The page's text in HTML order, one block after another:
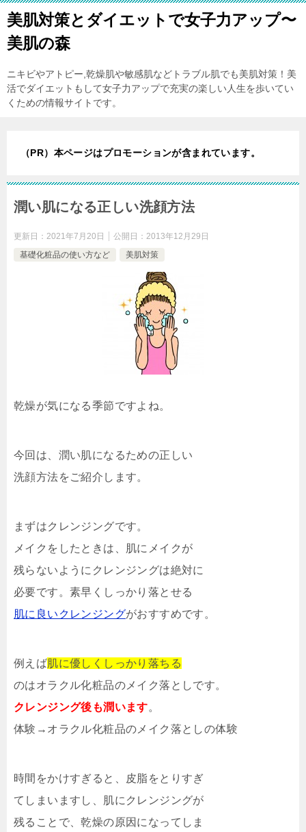
美肌対策とダイエットで女子力アップ〜
美肌の森
ニキビやアトピー,乾燥肌や敏感肌などトラブル肌でも美肌対策！美
活でダイエットもして女子力アップで充実の楽しい人生を歩いてい
くための情報サイトです。
（PR）本ページはプロモーションが含まれています。
潤い肌になる正しい洗顔方法
更新日： 2021年7月20日 公開日： 2013年12月29日
基礎化粧品の使い方など
美肌対策
乾燥が気になる季節ですよね。
今回は、潤い肌になるための正しい
洗顔方法をご紹介します。
まずはクレンジングです。
メイクをしたときは、肌にメイクが
残らないようにクレンジングは絶対に
必要です。素早くしっかり落とせる
肌に良いクレンジングがおすすめです。
例えば肌に優しくしっかり落ちる
のはオラクル化粧品のメイク落としです。
クレンジング後も潤います。
体験→オラクル化粧品のメイク落としの体験
時間をかけすぎると、皮脂をとりすぎ
てしまいますし、肌にクレンジングが
残ることで、乾燥の原因になってしま